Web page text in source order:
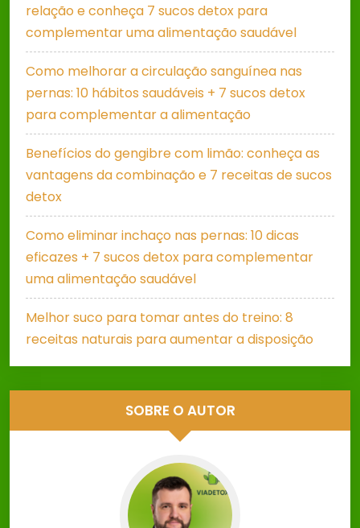
relação e conheça 7 sucos detox para
complementar uma alimentação saudável
Como melhorar a circulação sanguínea nas
pernas: 10 hábitos saudáveis + 7 sucos detox
para complementar a alimentação
Benefícios do gengibre com limão: conheça as
vantagens da combinação e 7 receitas de sucos
detox
Como eliminar inchaço nas pernas: 10 dicas
eficazes + 7 sucos detox para complementar
uma alimentação saudável
Melhor suco para tomar antes do treino: 8
receitas naturais para aumentar a disposição
SOBRE O AUTOR